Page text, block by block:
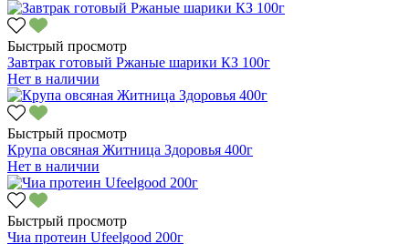
Быстрый просмотр
Завтрак готовый Ржаные шарики КЗ 100г
Нет в наличии
Быстрый просмотр
Крупа овсяная Житница Здоровья 400г
Нет в наличии
Быстрый просмотр
Чиа протеин Ufeelgood 200г